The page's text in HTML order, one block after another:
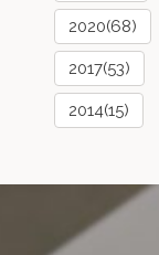
2020(68)
2017(53)
2014(15)